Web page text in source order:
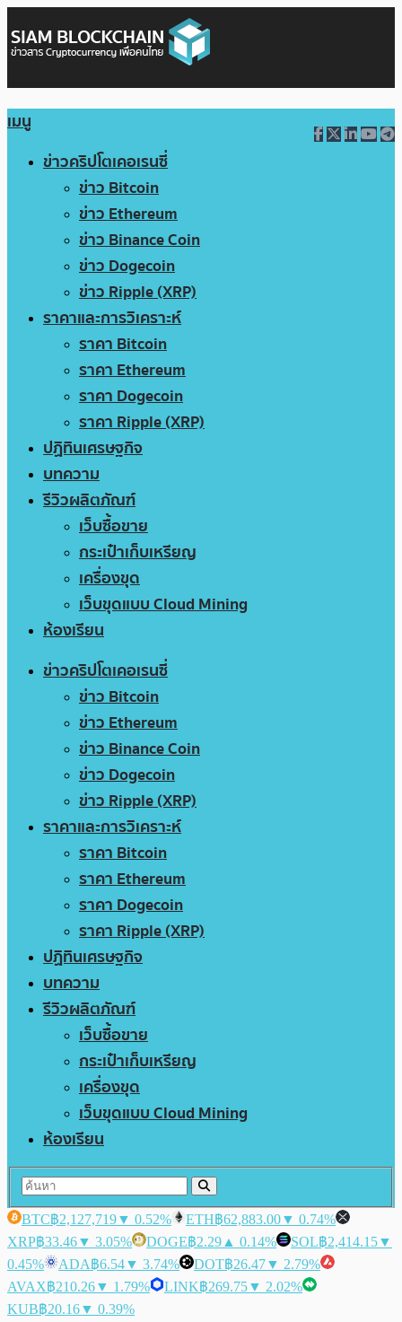
เมนู
ข่าวคริปโตเคอเรนซี่
ข่าว Bitcoin
ข่าว Ethereum
ข่าว Binance Coin
ข่าว Dogecoin
ข่าว Ripple (XRP)
ราคาและการวิเคราะห์
ราคา Bitcoin
ราคา Ethereum
ราคา Dogecoin
ราคา Ripple (XRP)
ปฏิทินเศรษฐกิจ
บทความ
รีวิวผลิตภัณฑ์
เว็บซื้อขาย
กระเป๋าเก็บเหรียญ
เครื่องขุด
เว็บขุดแบบ Cloud Mining
ห้องเรียน
ข่าวคริปโตเคอเรนซี่
ข่าว Bitcoin
ข่าว Ethereum
ข่าว Binance Coin
ข่าว Dogecoin
ข่าว Ripple (XRP)
ราคาและการวิเคราะห์
ราคา Bitcoin
ราคา Ethereum
ราคา Dogecoin
ราคา Ripple (XRP)
ปฏิทินเศรษฐกิจ
บทความ
รีวิวผลิตภัณฑ์
เว็บซื้อขาย
กระเป๋าเก็บเหรียญ
เครื่องขุด
เว็บขุดแบบ Cloud Mining
ห้องเรียน
BTC฿2,127,719▼ 0.52% ETH฿62,883.00▼ 0.74%
XRP฿33.46▼ 3.05% DOGE฿2.29 ▲ 0.14% SOL฿2,414.15▼
0.45%
ADA฿6.54▼ 3.74% DOT฿26.47▼ 2.79%
AVAX฿210.26▼ 1.79% LINK฿269.75▼ 2.02%
KUB฿20.16▼ 0.39%